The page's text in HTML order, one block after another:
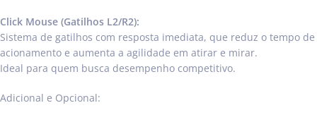
Click Mouse (Gatilhos L2/R2):
Sistema de gatilhos com resposta imediata, que reduz o tempo de
acionamento e aumenta a agilidade em atirar e mirar.
Ideal para quem busca desempenho competitivo.
Adicional e Opcional: